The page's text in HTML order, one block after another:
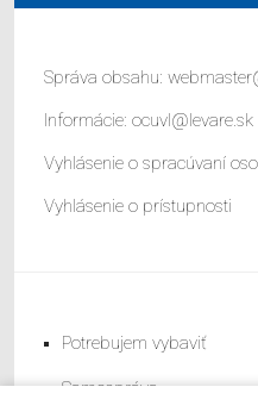
Správa obsahu:
Informácie: ocuvl@levare.sk
Vyhlásenie o spracúvaní
Vyhlásenie o prístupnosti
Potrebujem vybaviť
Samospráva